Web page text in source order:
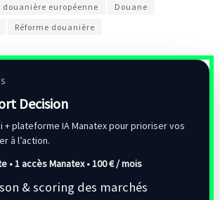
européenne
Douane
Réforme douanière
Decision
+ plateforme IA Manatex pour prioriser vos
à l’action.
• 1 accès Manatex •100 € / mois
& scoring des marchés